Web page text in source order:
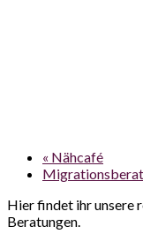
« Nähcafé
Hier findet ihr unsere
Beratungen.